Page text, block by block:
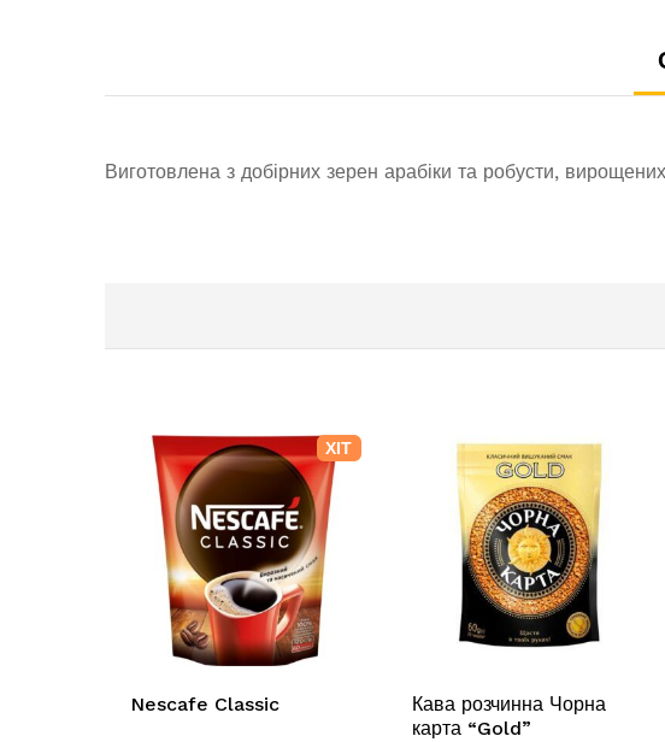
Виготовлена з добірних зерен арабіки та робусти,
ХІТ
Nescafe Classic
Кава розчинна Чорна
карта “Gold”